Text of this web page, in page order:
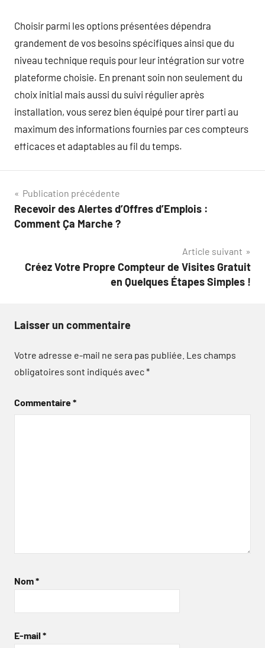
Choisir parmi les options présentées dépendra
grandement de vos besoins spécifiques ainsi que du
niveau technique requis pour leur intégration sur votre
plateforme choisie. En prenant soin non seulement du
choix initial mais aussi du suivi régulier après
installation, vous serez bien équipé pour tirer parti au
maximum des informations fournies par ces compteurs
efficaces et adaptables au fil du temps.
Navigation
de
Publication précédente
Recevoir des Alertes d’Offres d’Emplois :
Comment Ça Marche ?
Article suivant
Créez Votre Propre Compteur de Visites Gratuit
en Quelques Étapes Simples !
Laisser un commentaire
Votre adresse e-mail ne sera pas publiée. Les champs
obligatoires sont indiqués avec*
Commentaire*
Nom*
E-mail *